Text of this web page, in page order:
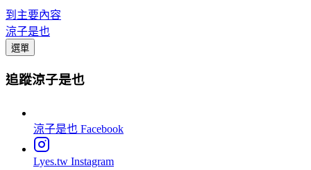
到主要內容
涼子是也
選單
追蹤涼子是也
涼子是也 Facebook
Lyes.tw Instagram